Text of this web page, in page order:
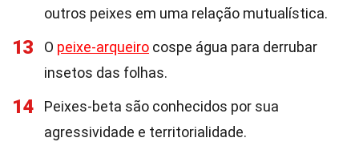
outros peixes em uma relação mutualística.
13 O peixe-arqueiro cospe água para derrubar
insetos das folhas.
14
Peixes-beta são conhecidos por sua
agressividade e territorialidade.